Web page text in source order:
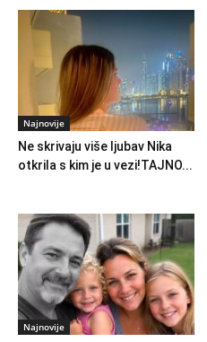
Najnovije
Ne skrivaju više ljubav Nika
otkrila s kim je u vezi!TAJNO...
Najnovije